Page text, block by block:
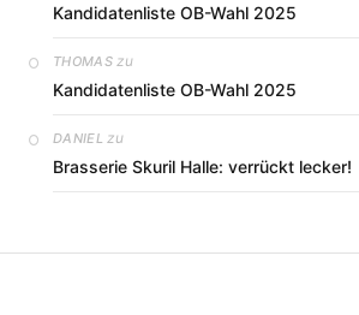
Kandidatenliste OB-Wahl 2025
THOMASzu
Kandidatenliste OB-Wahl 2025
DANIEL zu
Brasserie Skuril Halle: verrückt lecker!